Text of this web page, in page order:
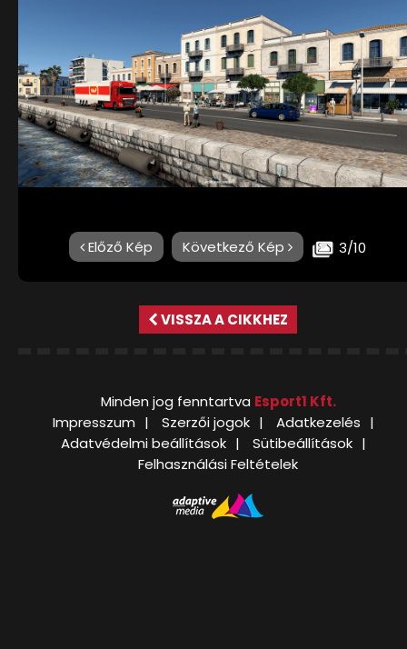
3/10
Előző Kép Következő Kép
VISSZA A CIKKHEZ
Minden jog fenntartva Esport1 Kft.
Impresszum
Szerzői jogok
Adatkezelés
Adatvédelmi beállítások
Sütibeállítások
Felhasználási Feltételek